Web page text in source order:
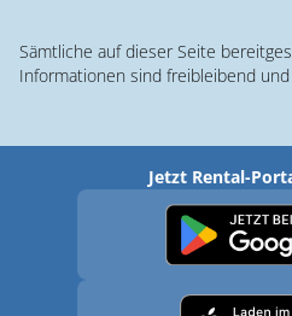
Sämtliche auf dieser Seite
Informationen sind freibleibend
Jetzt Rental-